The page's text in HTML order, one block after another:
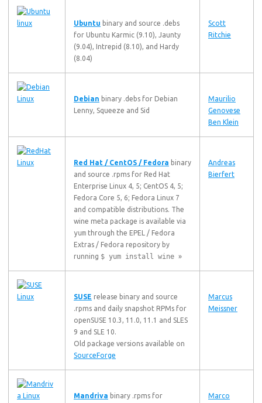
Ubuntu binary and source .debs
for Ubuntu Karmic (9.10), Jaunty
(9.04), Intrepid (8.10), and Hardy
(8.04)
Scott
Ritchie
Debian binary .debs for Debian
Lenny, Squeeze and Sid
Maurilio
Genovese
Ben Klein
Red Hat / CentOS / Fedora binary
and source .rpms for Red Hat
Enterprise Linux 4, 5; CentOS 4, 5;
Fedora Core 5, 6; Fedora Linux 7
and compatible distributions. The
wine meta package is available via
yum through the EPEL / Fedora
Extras / Fedora repository by
running $ yum install wine »
Andreas
Bierfert
SUSE release binary and source
.rpms and daily snapshot RPMs for
openSUSE 10.3, 11.0, 11.1 and SLES
9 and SLE 10.
Old package versions available on
SourceForge
Marcus
Meissner
Mandriva binary .rpms for
Marco